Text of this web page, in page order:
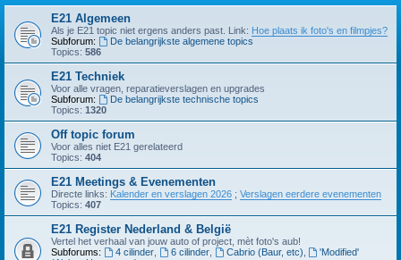
E21 Algemeen
Als je E21 topic niet ergens anders past. Link: Hoe plaats ik foto's en filmpjes?
Subforum:
De belangrijkste algemene topics
Topics: 586
E21 Techniek
Voor alle vragen, reparatieverslagen en upgrades
Subforum:
De belangrijkste technische topics
Topics: 1320
Off topic forum
Voor alles niet E21 gerelateerd
Topics: 404
E21 Meetings & Evenementen
Directe links: Kalender en verslagen 2026 ; Verslagen eerdere evenementen
Topics: 407
E21 Register Nederland & België
Vertel het verhaal van jouw auto of project, mèt foto's aub!
Subforums:
4 cilinder, 6 cilinder, Cabrio (Baur, etc)
'Modified'